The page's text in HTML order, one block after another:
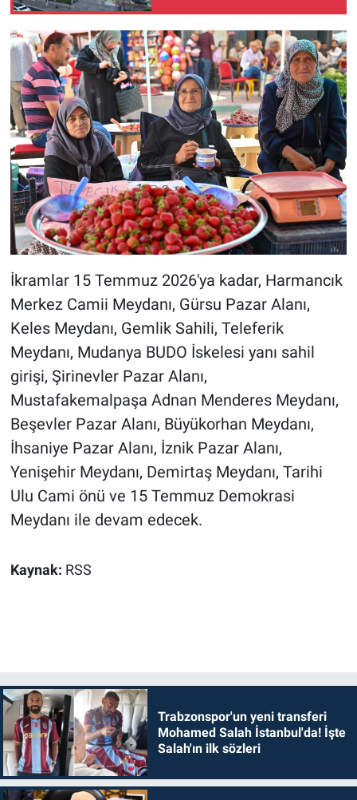
İkramlar 15 Temmuz 2026'ya kadar, Harmancık
Merkez Camii Meydanı, Gürsu Pazar Alanı,
Keles Meydanı, Gemlik Sahili, Teleferik
Meydanı, Mudanya BUDO İskelesi yanı sahil
girişi, Şirinevler Pazar Alanı,
Mustafakemalpaşa Adnan Menderes Meydanı,
Beşevler Pazar Alanı, Büyükorhan Meydanı,
İhsaniye Pazar Alanı, İznik Pazar Alanı,
Yenişehir Meydanı, Demirtaş Meydanı, Tarihi
Ulu Cami önü ve 15 Temmuz Demokrasi
Meydanı ile devam edecek.
Kaynak: RSS
Trabzonspor'un yeni transferi
Mohamed Salah İstanbul'da! İşte
Salah'ın ilk sözleri